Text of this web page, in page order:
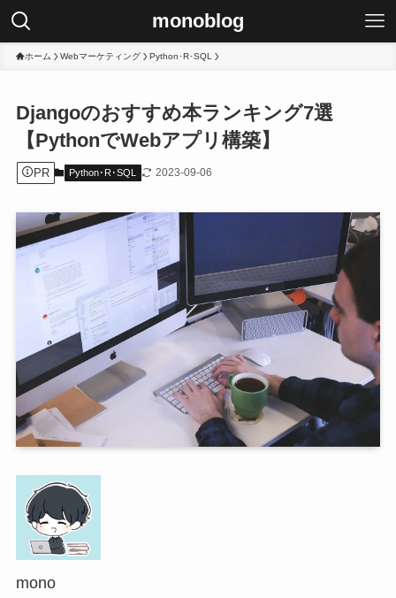
monoblog
ホーム Webマーケティング Python･R･SQL
Djangoのおすすめ本ランキング7選
【PythonでWebアプリ構築】
PR Python･R･SQL 2023-09-06
mono